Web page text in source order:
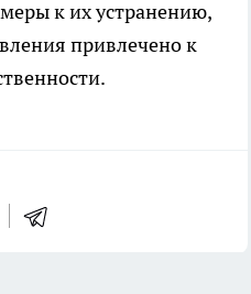
к их устранению,
привлечено к